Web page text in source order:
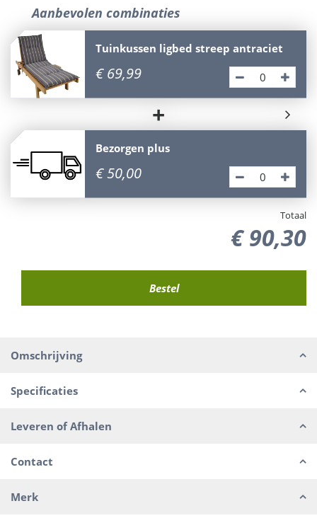
Aanbevolen combinaties
Tuinkussen ligbed streep antraciet
€ 69,99
+
Bezorgen plus
€ 50,00
Totaal
€ 90,30
Omschrijving
Specificaties
Leveren of Afhalen
Contact
Merk